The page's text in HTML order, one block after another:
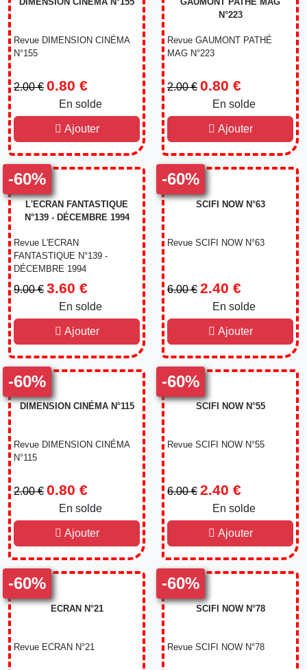
Revue DIMENSION CINÉMA
N°155
2.00 € 0.80 €
En solde
Ajouter
N°223
Revue GAUMONT PATHÉ
MAG N°223
2.00 € 0.80 €
En solde
Ajouter
-60%
L'ECRAN FANTASTIQUE
N°139 - DÉCEMBRE 1994
Revue L'ECRAN
FANTASTIQUE N°139 -
DÉCEMBRE 1994
9.00 € 3.60 €
En solde
Ajouter
-60%
SCIFI NOW N°63
Revue SCIFI NOW N°63
6.00 € 2.40 €
En solde
Ajouter
-60%
DIMENSION CINÉMA N°115
Revue DIMENSION CINÉMA
N°115
2.00 € 0.80 €
En solde
Ajouter
-60%
SCIFI NOW N°55
Revue SCIFI NOW N°55
6.00 € 2.40 €
En solde
Ajouter
-60%
ECRAN N°21
Revue ECRAN N°21
-60%
SCIFI NOW N°78
Revue SCIFI NOW N°78